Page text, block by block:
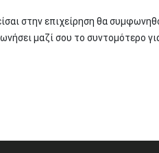
στην επιχείρηση θα
μαζί σου το συντομότερο για